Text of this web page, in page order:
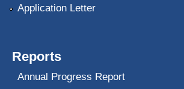
Application Letter
Reports
Annual Progress Report